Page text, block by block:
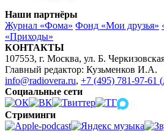
Наши партнёры
Журнал «Фома» Фонд «Мои друзья»
«Приходы»
КОНТАКТЫ
107553, г. Москва, ул. Б.
Главный редактор: Кузьменков И.А.
info@radiovera.ru, +7 (495) 781-97-61
Социальные сети
Стриминги